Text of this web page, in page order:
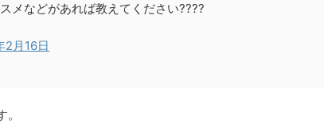
メなどがあれば教えてください????
2月16日